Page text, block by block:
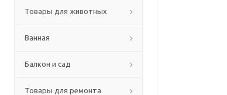
Товары для животных
Ванная
Балкон и сад
Товары для ремонта